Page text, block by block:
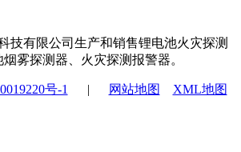
技有限公司生产和销售锂电池火灾探测
雾探测器、火灾探测报警器。
号-1 | 网站地图 XML地图